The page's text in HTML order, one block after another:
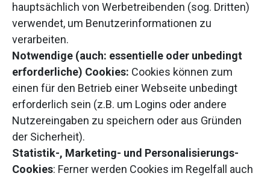
hauptsächlich von Werbetreibenden (sog. Dritten)
verwendet, um Benutzerinformationen zu
verarbeiten.
Notwendige (auch: essentielle oder unbedingt
erforderliche) Cookies: Cookies können zum
einen für den Betrieb einer Webseite unbedingt
erforderlich sein (z.B. um Logins oder andere
Nutzereingaben zu speichern oder aus Gründen
der Sicherheit).
Statistik-, Marketing- und Personalisierungs-
Cookies: Ferner werden Cookies im Regelfall auch